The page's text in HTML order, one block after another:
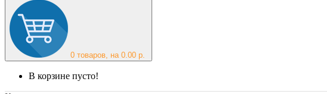
0 товаров, на 0.00 р.
В корзине пусто!